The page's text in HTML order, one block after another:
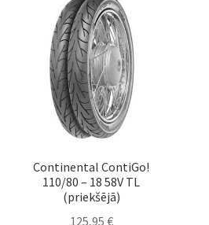
Continental ContiGo!
110/80 – 18 58V TL
(priekšējā)
125,95 €